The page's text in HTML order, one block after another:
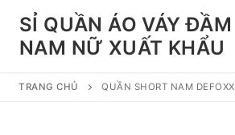
Chuyển
đếnSỈ QUẦN ÁO VÁY ĐẦM
NAM NỮ XUẤT KHẨU
TRANG CHỦ QUẦN SHORT NAM DEFOXX